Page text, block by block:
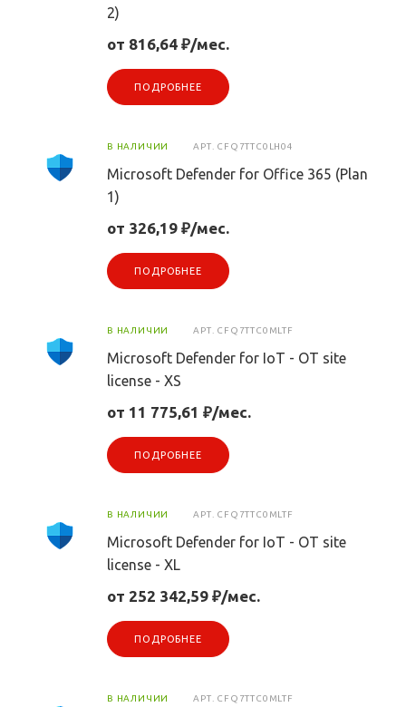
2)
от 816,64 ₽/мес.
ПОДРОБНЕЕ
В НАЛИЧИИ АРТ. CFQ7TTC0LH04
Microsoft Defender for Office 365 (Plan
1)
от 326,19 ₽/мес.
ПОДРОБНЕЕ
В НАЛИЧИИ АРТ. CFQ7TTC0MLTF
Microsoft Defender for IoT - OT site
license - XS
от 11 775,61 ₽/мес.
ПОДРОБНЕЕ
В НАЛИЧИИ АРТ. CFQ7TTC0MLTF
Microsoft Defender for IoT - OT site
license - XL
от 252 342,59 ₽/мес.
ПОДРОБНЕЕ
В НАЛИЧИИ АРТ. CFQ7TTC0MLTF